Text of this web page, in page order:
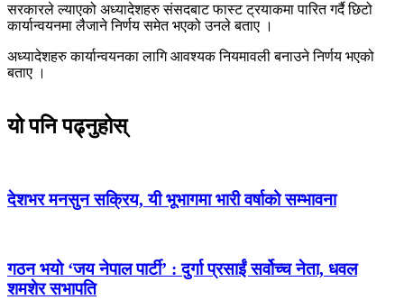
सरकारले ल्याएको अध्यादेशहरु संसदबाट फास्ट ट्रयाकमा पारित गर्दै छिटो
कार्यान्वयनमा लैजाने निर्णय समेत भएको उनले बताए ।
अध्यादेशहरु कार्यान्वयनका लागि आवश्यक नियमावली बनाउने निर्णय भएको
बताए ।
यो पनि पढ्नुहोस्
देशभर मनसुन सक्रिय, यी भूभागमा भारी वर्षाको सम्भावना
गठन भयो ‘जय नेपाल पार्टी’ : दुर्गा प्रसाईं सर्वोच्च नेता, धवल
शमशेर सभापति